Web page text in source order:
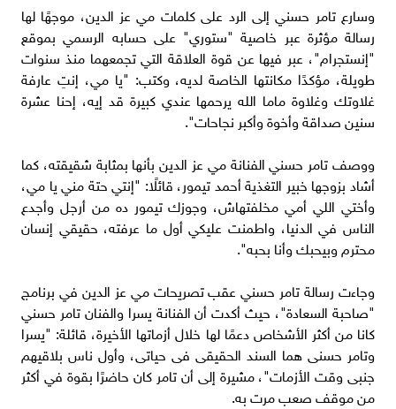
وسارع تامر حسني إلى الرد على كلمات مي عز الدين، موجهًا لها
رسالة مؤثرة عبر خاصية "ستوري" على حسابه الرسمي بموقع
"إنستجرام"، عبر فيها عن قوة العلاقة التي تجمعهما منذ سنوات
طويلة، مؤكدًا مكانتها الخاصة لديه، وكتب: "يا مي، إنتِ عارفة
غلاوتك وغلاوة ماما الله يرحمها عندي كبيرة قد إيه، إحنا عشرة
سنين صداقة وأخوة وأكبر نجاحات".
ووصف تامر حسني الفنانة مي عز الدين بأنها بمثابة شقيقته، كما
أشاد بزوجها خبير التغذية أحمد تيمور، قائلًا: "إنتي حتة مني يا مي،
وأختي اللي أمي مخلفتهاش، وجوزك تيمور ده من أرجل وأجدع
الناس في الدنيا، واطمنت عليكي أول ما عرفته، حقيقي إنسان
محترم وبيحبك وأنا بحبه".
وجاءت رسالة تامر حسني عقب تصريحات مي عز الدين في برنامج
"صاحبة السعادة"، حيث أكدت أن الفنانة يسرا والفنان تامر حسني
كانا من أكثر الأشخاص دعمًا لها خلال أزماتها الأخيرة، قائلة: "يسرا
وتامر حسنى هما السند الحقيقى فى حياتى، وأول ناس بلاقيهم
جنبى وقت الأزمات"، مشيرة إلى أن تامر كان حاضرًا بقوة في أكثر
من موقف صعب مرت به.